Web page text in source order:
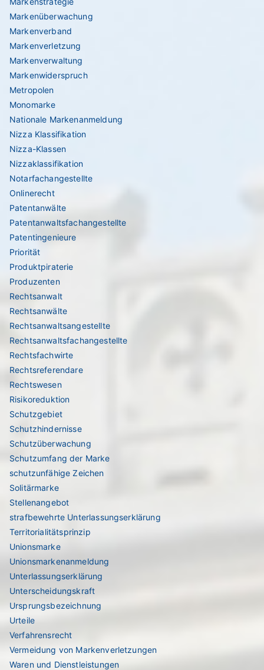
Markenüberwachung
Markenverband
Markenverletzung
Markenverwaltung
Markenwiderspruch
Metropolen
Monomarke
Nationale Markenanmeldung
Nizza Klassifikation
Nizza-Klassen
Nizzaklassifikation
Notarfachangestellte
Onlinerecht
Patentanwälte
Patentanwaltsfachangestellte
Patentingenieure
Priorität
Produktpiraterie
Produzenten
Rechtsanwalt
Rechtsanwälte
Rechtsanwaltsangestellte
Rechtsanwaltsfachangestellte
Rechtsfachwirte
Rechtsreferendare
Rechtswesen
Risikoreduktion
Schutzgebiet
Schutzhindernisse
Schutzüberwachung
Schutzumfang der Marke
schutzunfähige Zeichen
Solitärmarke
Stellenangebot
strafbewehrte Unterlassungserklärung
Territorialitätsprinzip
Unionsmarke
Unionsmarkenanmeldung
Unterlassungserklärung
Unterscheidungskraft
Ursprungsbezeichnung
Urteile
Verfahrensrecht
Vermeidung von Markenverletzungen
Waren und Dienstleistungen